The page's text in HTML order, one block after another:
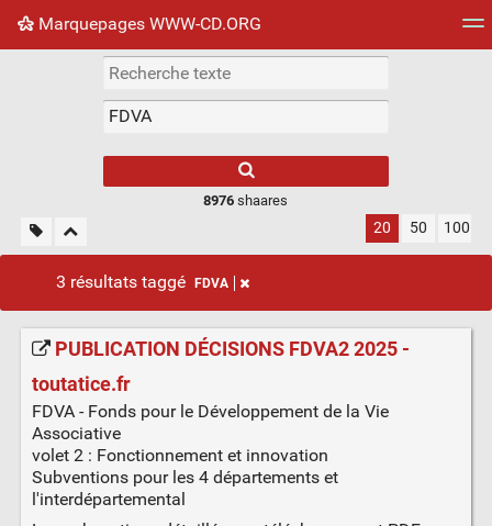
Marquepages WWW-CD.ORG
Nuage de tags Mur d'images
8976 shaares
20 50 100
3 résultats taggé FDVA
PUBLICATION DÉCISIONS FDVA2 2025 -
toutatice.fr
FDVA - Fonds pour le Développement de la Vie
Associative
volet 2 : Fonctionnement et innovation
Subventions pour les 4 départements et
l'interdépartemental